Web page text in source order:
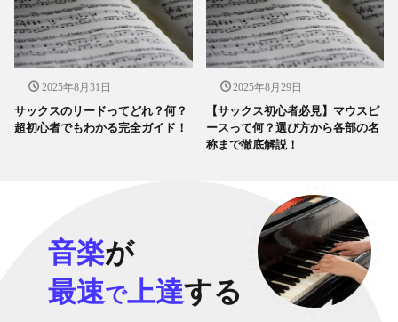
2025年8月31日
サックスのリードってどれ？何？
超初心者でもわかる完全ガイド！
2025年8月29日
【サックス初心者必見】マウスピ
ースって何？選び方から各部の名
称まで徹底解説！
音楽が
最速で上達する